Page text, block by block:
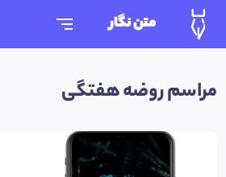
متن نگار
مراسم روضه هفتگی